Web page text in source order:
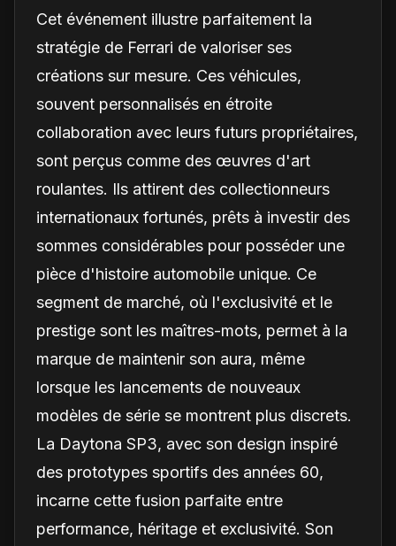
Cet événement illustre parfaitement la
stratégie de Ferrari de valoriser ses
créations sur mesure. Ces véhicules,
souvent personnalisés en étroite
collaboration avec leurs futurs propriétaires,
sont perçus comme des œuvres d'art
roulantes. Ils attirent des collectionneurs
internationaux fortunés, prêts à investir des
sommes considérables pour posséder une
pièce d'histoire automobile unique. Ce
segment de marché, où l'exclusivité et le
prestige sont les maîtres-mots, permet à la
marque de maintenir son aura, même
lorsque les lancements de nouveaux
modèles de série se montrent plus discrets.
La Daytona SP3, avec son design inspiré
des prototypes sportifs des années 60,
incarne cette fusion parfaite entre
performance, héritage et exclusivité. Son